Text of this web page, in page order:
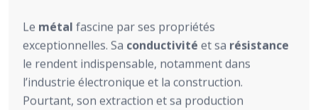
Le métal fascine par ses propriétés
exceptionnelles. Sa conductivité et sa résistance
le rendent indispensable, notamment dans
l’industrie électronique et la construction.
Pourtant, son extraction et sa production